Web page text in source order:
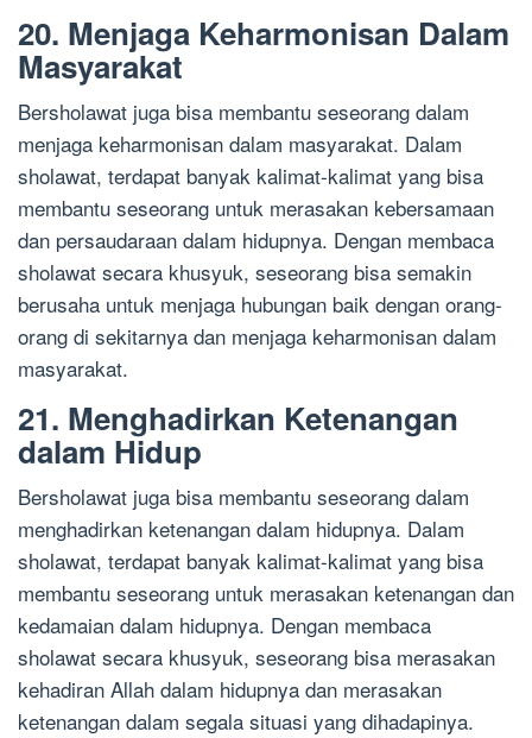
20. Menjaga Keharmonisan Dalam
Masyarakat
Bersholawat juga bisa membantu seseorang dalam
menjaga keharmonisan dalam masyarakat. Dalam
sholawat, terdapat banyak kalimat-kalimat yang bisa
membantu seseorang untuk merasakan kebersamaan
dan persaudaraan dalam hidupnya. Dengan membaca
sholawat secara khusyuk, seseorang bisa semakin
berusaha untuk menjaga hubungan baik dengan orang-
orang di sekitarnya dan menjaga keharmonisan dalam
masyarakat.
21. Menghadirkan Ketenangan
dalam Hidup
Bersholawat juga bisa membantu seseorang dalam
menghadirkan ketenangan dalam hidupnya. Dalam
sholawat, terdapat banyak kalimat-kalimat yang bisa
membantu seseorang untuk merasakan ketenangan dan
kedamaian dalam hidupnya. Dengan membaca
sholawat secara khusyuk, seseorang bisa merasakan
kehadiran Allah dalam hidupnya dan merasakan
ketenangan dalam segala situasi yang dihadapinya.